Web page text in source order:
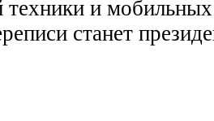
техники и
станет